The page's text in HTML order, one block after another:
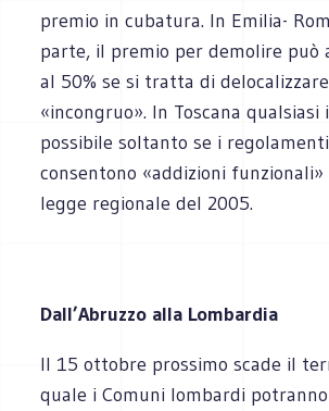
premio in cubatura. In Emilia-
parte, il premio per demolire può
al 50% se si tratta di
«incongruo». In Toscana
possibile soltanto se i
consentono «addizioni funzionali»
legge regionale del 2005.
Dall’Abruzzo alla Lombardia
Il 15 ottobre prossimo scade il
quale i Comuni lombardi